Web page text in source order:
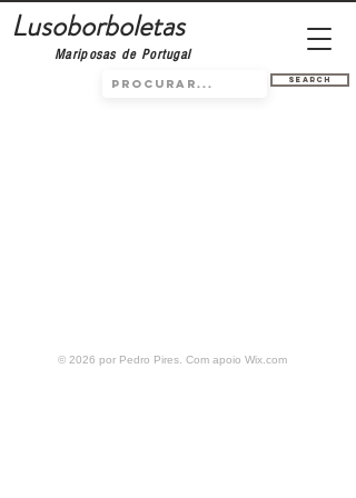
Lusoborboletas
Mariposas de Portugal
Search
© 2026 por Pedro Pires. Com apoio Wix.com